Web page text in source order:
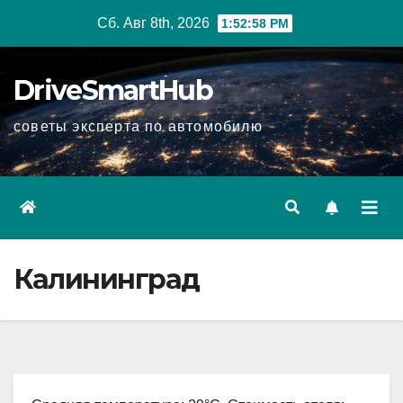
Сб. Авг 8th, 2026 1:52:59 PM
DriveSmartHub
советы эксперта по автомобилю
Калининград